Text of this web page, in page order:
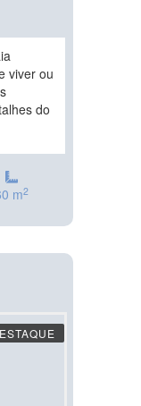
viver ou
do
m2